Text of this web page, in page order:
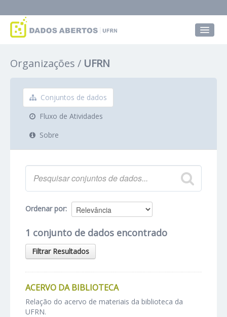
Grupos
Sobre
Organizações UFRN
Conjuntos de dados
Fluxo de Atividades
Sobre
Ordenar por
1 conjunto de dados encontrado
Filtrar Resultados
ACERVO DA BIBLIOTECA
Relação do acervo de materiais da biblioteca da
UFRN.